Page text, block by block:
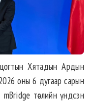
Хятадын Ардын
оны 6 дугаар сарын
төслийн үндсэн